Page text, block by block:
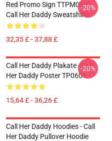
Red Promo Sign TTPM0901
Call Her Daddy Sweatshirts
32,35 £ - 37,88 £
-20%
Call Her Daddy Plakate - Call
Her Daddy Poster TP0601
15,64 £ - 36,26 £
-20%
Call Her Daddy Hoodies - Call
Her Daddy Pullover Hoodie